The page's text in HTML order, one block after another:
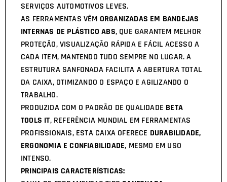
SERVIÇOS AUTOMOTIVOS LEVES.
AS FERRAMENTAS VÊM ORGANIZADAS EM BANDEJAS
INTERNAS DE PLÁSTICO ABS, QUE GARANTEM MELHOR
PROTEÇÃO, VISUALIZAÇÃO RÁPIDA E FÁCIL ACESSO A
CADA ITEM, MANTENDO TUDO SEMPRE NO LUGAR. A
ESTRUTURA SANFONADA FACILITA A ABERTURA TOTAL
DA CAIXA, OTIMIZANDO O ESPAÇO E AGILIZANDO O
TRABALHO.
PRODUZIDA COM O PADRÃO DE QUALIDADE BETA
TOOLS IT, REFERÊNCIA MUNDIAL EM FERRAMENTAS
PROFISSIONAIS, ESTA CAIXA OFERECE DURABILIDADE,
ERGONOMIA E CONFIABILIDADE, MESMO EM USO
INTENSO.
PRINCIPAIS CARACTERÍSTICAS: